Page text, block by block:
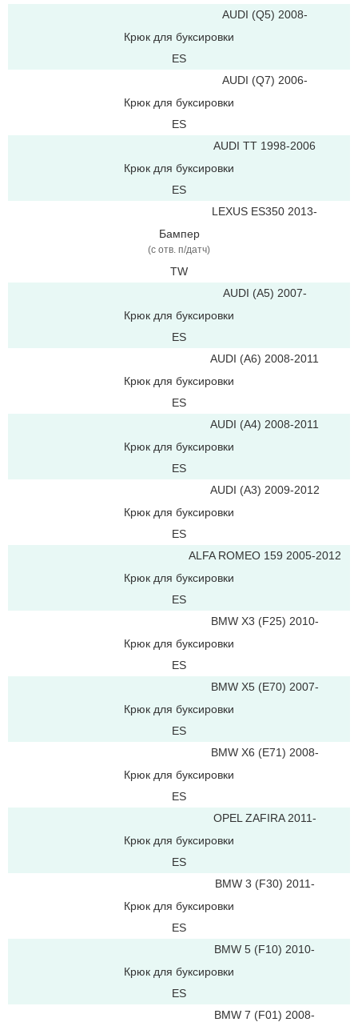
AUDI (Q5) 2008-
Крюк для буксировки
ES
AUDI (Q7) 2006-
Крюк для буксировки
ES
AUDI TT 1998-2006
Крюк для буксировки
ES
LEXUS ES350 2013-
Бампер
(c отв. п/датч)
TW
AUDI (A5) 2007-
Крюк для буксировки
ES
AUDI (A6) 2008-2011
Крюк для буксировки
ES
AUDI (A4) 2008-2011
Крюк для буксировки
ES
AUDI (A3) 2009-2012
Крюк для буксировки
ES
ALFA ROMEO 159 2005-2012
Крюк для буксировки
ES
BMW X3 (F25) 2010-
Крюк для буксировки
ES
BMW X5 (E70) 2007-
Крюк для буксировки
ES
BMW X6 (E71) 2008-
Крюк для буксировки
ES
OPEL ZAFIRA 2011-
Крюк для буксировки
ES
BMW 3 (F30) 2011-
Крюк для буксировки
ES
BMW 5 (F10) 2010-
Крюк для буксировки
ES
BMW 7 (F01) 2008-